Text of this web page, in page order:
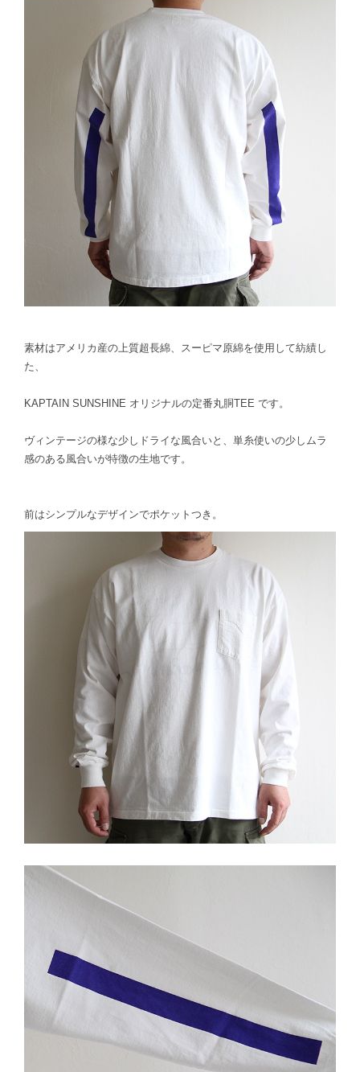
素材はアメリカ産の上質超長綿、スーピマ原綿を使用して紡績し
た、
KAPTAIN SUNSHINE オリジナルの定番丸胴TEE です。
ヴィンテージの様な少しドライな風合いと、単糸使いの少しムラ
感のある風合いが特徴の生地です。
前はシンプルなデザインでポケットつき。